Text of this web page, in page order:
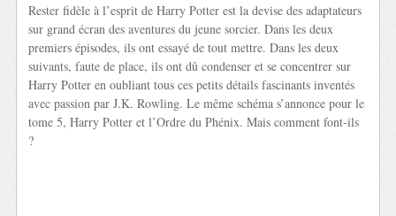
Rester fidèle à l’esprit de Harry Potter est la devise des adaptateurs
sur grand écran des aventures du jeune sorcier. Dans les deux
premiers épisodes, ils ont essayé de tout mettre. Dans les deux
suivants, faute de place, ils ont dû condenser et se concentrer sur
Harry Potter en oubliant tous ces petits détails fascinants inventés
avec passion par J.K. Rowling. Le même schéma s’annonce pour le
tome 5, Harry Potter et l’Ordre du Phénix. Mais comment font-ils
?